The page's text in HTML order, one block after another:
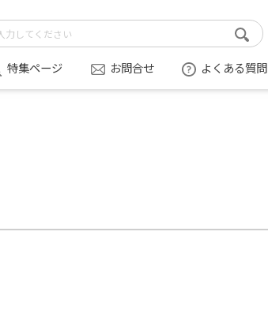
特集ページ お問合せ よくある質問